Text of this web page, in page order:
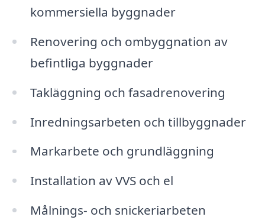
kommersiella byggnader
Renovering och ombyggnation av
befintliga byggnader
Takläggning och fasadrenovering
Inredningsarbeten och tillbyggnader
Markarbete och grundläggning
Installation av VVS och el
Målnings- och snickeriarbeten